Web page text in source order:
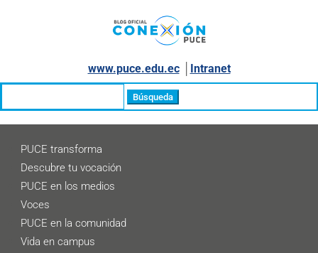
www.puce.edu.ec│ Intranet
PUCE transforma
Descubre tu vocación
PUCE en los medios
Voces
PUCE en la comunidad
Vida en campus